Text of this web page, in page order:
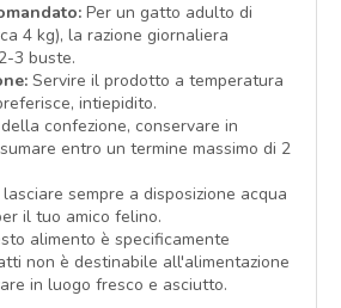
Per un gatto adulto di
4 kg), la razione giornaliera
3 buste.
Servire il prodotto a temperatura
intiepidito.
confezione, conservare in
entro un termine massimo di 2
sempre a disposizione acqua
il tuo amico felino.
alimento è specificamente
non è destinabile all'alimentazione
in luogo fresco e asciutto.